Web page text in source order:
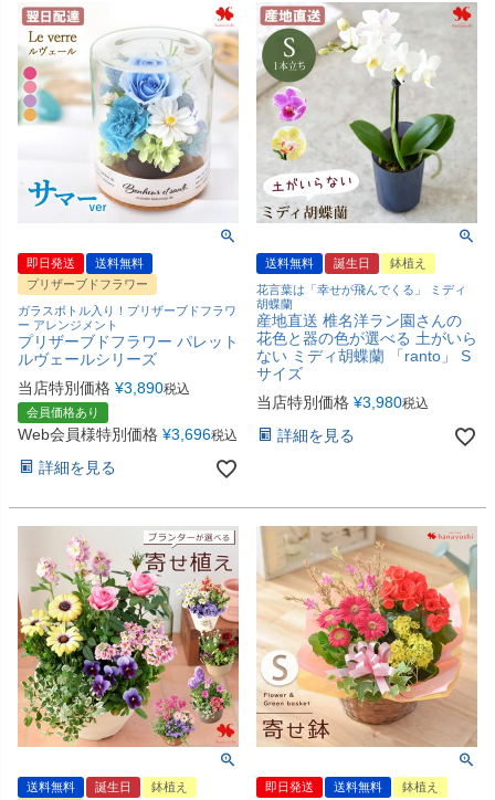
即日発送
送料無料
プリザーブドフラワー
ガラスボトル入り！プリザーブドフラワ
ー アレンジメント
プリザーブドフラワー パレット
ルヴェールシリーズ
当店特別価格 ¥3,890税込
会員価格あり
Web会員様特別価格 ¥3,696税込
詳細を見る
送料無料 誕生日
鉢植え
花言葉は「幸せが飛んでくる」 ミディ
胡蝶蘭
産地直送 椎名洋ラン園さんの
花色と器の色が選べる 土がいら
ない ミディ胡蝶蘭 「ranto」 S
サイズ
当店特別価格 ¥3,980税込
詳細を見る
送料無料 誕生日
鉢植え
即日発送 送料無料
鉢植え